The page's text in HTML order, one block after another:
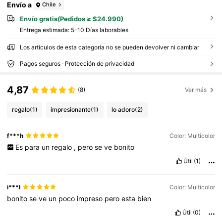
Envío a Chile
Envío gratis(Pedidos ≥ $24.990)
Entrega estimada: 5-10 Días laborables
Los artículos de esta categoría no se pueden devolver ni cambiar
Pagos seguros · Protección de privacidad
4,87 (8) Ver más
regalo(1) impresionante(1) lo adoro(2)
f***h Color: Multicolor
Es para un regalo , pero se ve bonito
Útil (1)
i***l Color: Multicolor
bonitoseve un poco impreso peroesta bien
Útil (0)